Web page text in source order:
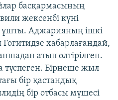
басқармасының
жексенбі күні
ұшты. Аджарияның ішкі
хабарлағандай,
атып өлтірілген.
түспеген. Бірнеше жыл
бір қастандық
бір отбасы мүшесі